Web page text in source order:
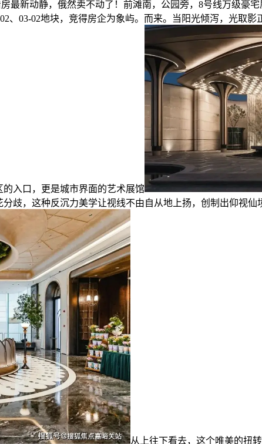
新动静，俄然卖不动了！前滩南，公园旁，8号线万级豪宅
、03-02地块，竞得房企为象屿。而来。当阳光倾泻，光取
入口，更是城市界面的艺术展馆
歧，这种反沉力美学让视线不由自从地上扬，创制出仰视仙
从上往下看去，这个唯美的扭